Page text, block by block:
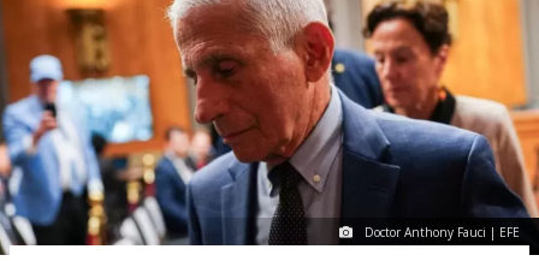
Doctor Anthony Fauci | EFE